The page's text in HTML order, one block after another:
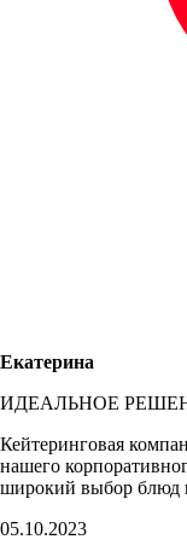
Екатерина
ИДЕАЛЬНОЕ
Кейтеринговая
нашего
широкий выбор блюд
05.10.2023